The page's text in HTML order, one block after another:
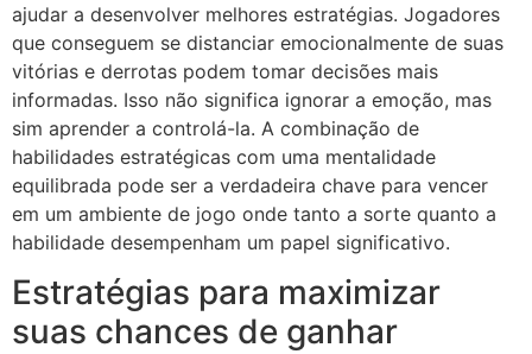
ajudar a desenvolver melhores estratégias. Jogadores
que conseguem se distanciar emocionalmente de suas
vitórias e derrotas podem tomar decisões mais
informadas. Isso não significa ignorar a emoção, mas
sim aprender a controlá-la. A combinação de
habilidades estratégicas com uma mentalidade
equilibrada pode ser a verdadeira chave para vencer
em um ambiente de jogo onde tanto a sorte quanto a
habilidade desempenham um papel significativo.
Estratégias para maximizar
suas chances de ganhar